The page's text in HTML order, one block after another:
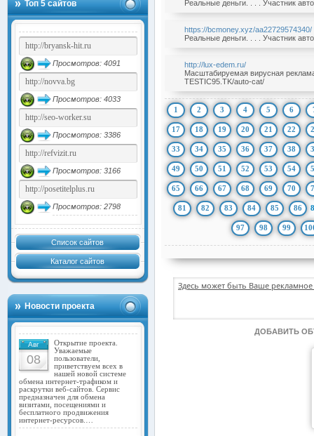
Топ 5 сайтов
Просмотров: 4091
Просмотров: 4033
Просмотров: 3386
Просмотров: 3166
Просмотров: 2798
Список сайтов
Каталог сайтов
Новости проекта
Авг
08
Открытие проекта.
Уважаемые
пользователи,
приветствуем всех в
нашей новой системе
обмена интернет-трафиком и
раскрутки веб-сайтов. Сервис
предназначен для обмена
визитами, посещениями и
бесплатного продвижения
интернет-ресурсов.…
Реальные деньги. . . . Участник
https://bcmoney.xyz/aa22729574340/
Реальные деньги. . . . Участник
http://lux-edem.ru/
Масштабируемая вирусная
TESTIC95.TK/auto-cat/
1 2 3 4 5 6
17 18 19 20 21 22
33 34 35 36 37 38
49 50 51 52 53 54
65 66 67 68 69 70
81 82 83 84 85 86
97 98 99
Здесь может быть Ваше
ДОБАВИТЬ